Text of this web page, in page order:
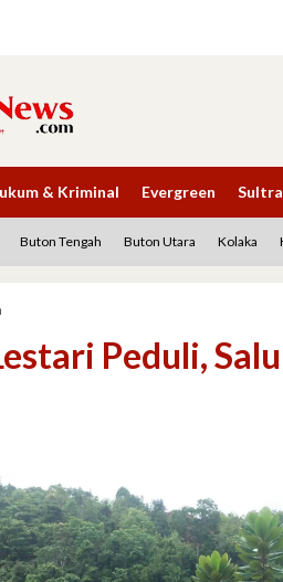
& Kriminal Evergreen Sultra
Buton Tengah Buton Utara Kolaka
Riota
Lestari
Peduli,
Peduli,